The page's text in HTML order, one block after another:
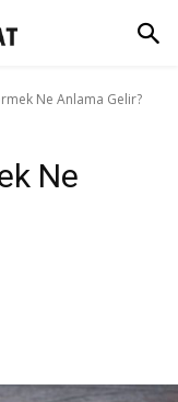
Ne Anlama Gelir?
Ne